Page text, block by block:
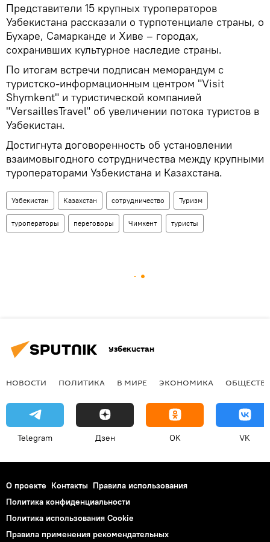
Представители 15 крупных туроператоров
Узбекистана рассказали о турпотенциале страны, о
Бухаре, Самарканде и Хиве – городах,
сохранивших культурное наследие страны.
По итогам встречи подписан меморандум с
туристско-информационным центром "Visit
Shymkent" и туристической компанией
"VersaillesTravel" об увеличении потока туристов в
Узбекистан.
Достигнута договоренность об установлении
взаимовыгодного сотрудничества между крупными
туроператорами Узбекистана и Казахстана.
Узбекистан Казахстан сотрудничество Туризм
туроператоры переговоры Чимкент туристы
Узбекистан
НОВОСТИ ПОЛИТИКА В МИРЕ ЭКОНОМИКА
Telegram Дзен OK VK
О проекте Контакты Правила использования
Политика конфиденциальности
Политика использования Cookie
Правила применения рекомендательных